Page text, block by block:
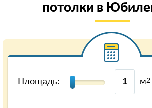
потолки в
Площадь: м2